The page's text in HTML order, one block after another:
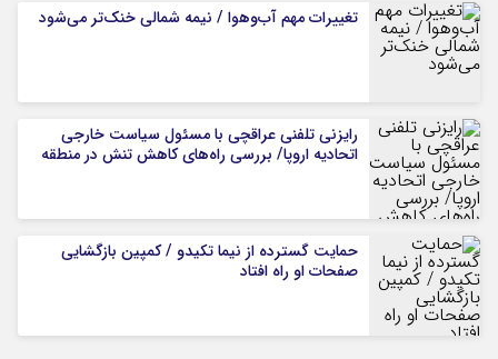
تغییرات مهم آب‌وهوا / نیمه شمالی خنک‌تر می‌شود
رایزنی تلفنی عراقچی با مسئول سیاست خارجی
اتحادیه اروپا/ بررسی راه‌های کاهش تنش در منطقه
حمایت گسترده از نیما تکیدو / کمپین بازگشایی
صفحات او راه افتاد